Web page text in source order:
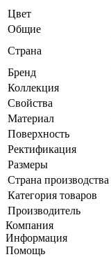
Цвет
Общие
Страна
Бренд
Коллекция
Свойства
Материал
Поверхность
Ректификация
Размеры
Страна производства
Категория товаров
Производитель
Компания
Информация
Помощь